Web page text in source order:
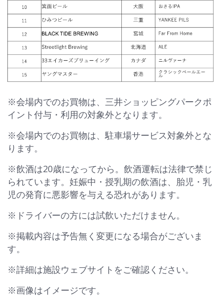
※会場内でのお買物は、三井ショッピングパークポ
イント付与・利用の対象外となります。
※会場内でのお買物は、駐車場サービス対象外とな
ります。
※飲酒は20歳になってから。飲酒運転は法律で禁じ
られています。妊娠中・授乳期の飲酒は、胎児・乳
児の発育に悪影響を与える恐れがあります。
※ドライバーの方には試飲いただけません。
※掲載内容は予告無く変更になる場合がございま
す。
※詳細は施設ウェブサイトをご確認ください。
※画像はイメージです。